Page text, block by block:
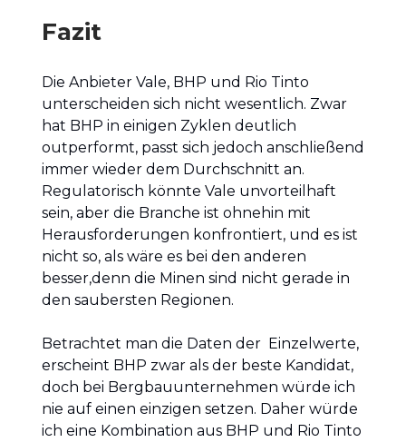
Fazit
Die Anbieter Vale, BHP und Rio Tinto
unterscheiden sich nicht wesentlich. Zwar
hat BHP in einigen Zyklen deutlich
outperformt, passt sich jedoch anschließend
immer wieder dem Durchschnitt an.
Regulatorisch könnte Vale unvorteilhaft
sein, aber die Branche ist ohnehin mit
Herausforderungen konfrontiert, und es ist
nicht so, als wäre es bei den anderen
besser,denn die Minen sind nicht gerade in
den saubersten Regionen.
Betrachtet man die Daten der Einzelwerte,
erscheint BHP zwar als der beste Kandidat,
doch bei Bergbauunternehmen würde ich
nie auf einen einzigen setzen. Daher würde
ich eine Kombination aus BHP und Rio Tinto